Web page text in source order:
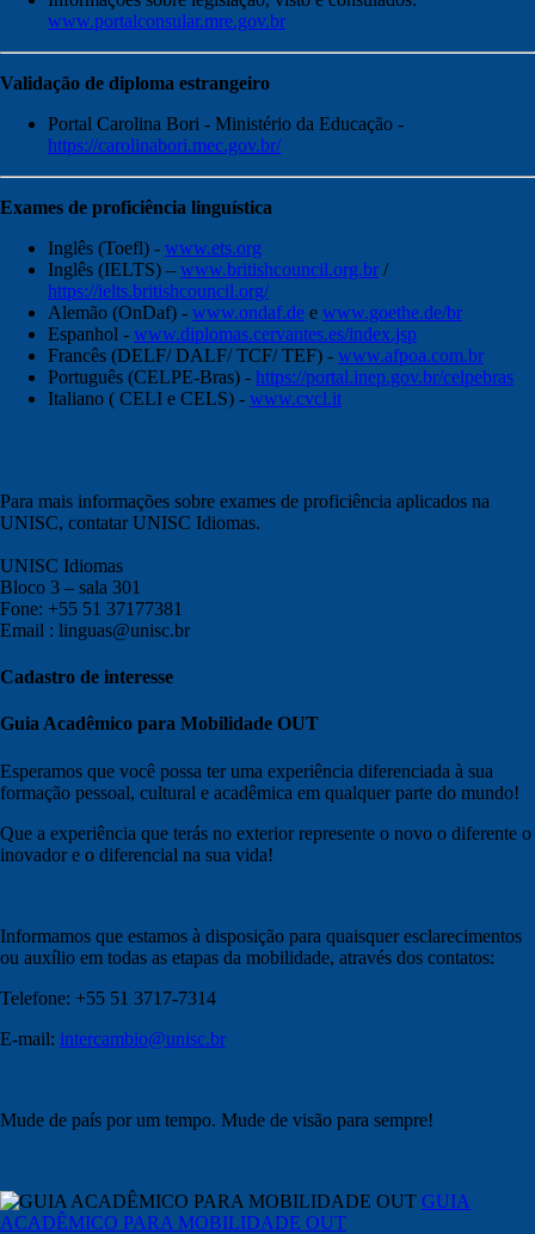
www.portalconsular.mre.gov.br
Validação de diploma estrangeiro
Portal Carolina Bori - Ministério da Educação -
https://carolinabori.mec.gov.br/
Exames de proficiência linguística
Inglês (Toefl) - www.ets.org
Inglês (IELTS) – www.britishcouncil.org.br /
https://ielts.britishcouncil.org/
Alemão (OnDaf) - www.ondaf.de e www.goethe.de/br
Espanhol - www.diplomas.cervantes.es/index.jsp
Francês (DELF/ DALF/ TCF/ TEF) - www.afpoa.com.br
Português (CELPE-Bras) - https://portal.inep.gov.br/celpebras
Italiano ( CELI e CELS) - www.cvcl.it
Para mais informações sobre exames de proficiência aplicados na
UNISC, contatar UNISC Idiomas.
UNISC Idiomas
Bloco 3 – sala 301
Fone: +55 51 37177381
Email : linguas@unisc.br
Cadastro de interesse
Guia Acadêmico para Mobilidade OUT
Esperamos que você possa ter uma experiência diferenciada à sua
formação pessoal, cultural e acadêmica em qualquer parte do mundo!
Que a experiência que terás no exterior represente o novo o diferente o
inovador e o diferencial na sua vida!
Informamos que estamos à disposição para quaisquer esclarecimentos
ou auxílio em todas as etapas da mobilidade, através dos contatos:
Telefone: +55 51 3717-7314
E-mail: intercambio@unisc.br
Mude de país por um tempo. Mude de visão para sempre!
GUIA
ACADÊMICO PARA MOBILIDADE OUT